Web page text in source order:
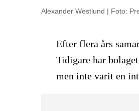
Alexander Westlund | Foto:
Efter flera års
Tidigare har
men inte varit en